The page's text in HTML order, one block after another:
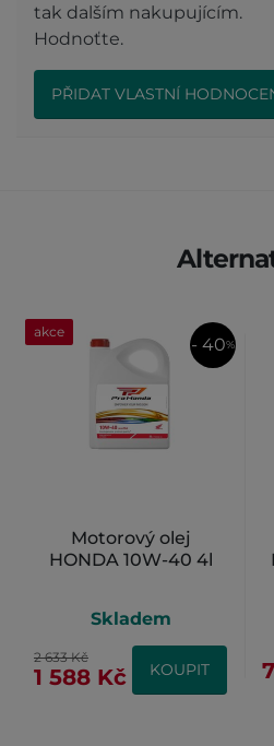
tak dalším nakupujícím.
Hodnoťte.
PŘIDAT VLASTNÍ
Motorový olej
HONDA 10W-40 4l
akce
- 40%
Skladem
2 633 Kč
1 588 Kč KOUPIT